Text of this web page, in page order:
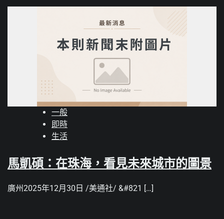
一般
即時
生活
馬凱碩：在珠海，看見未來城市的圖景
廣州2025年12月30日 /美通社/ &#821 […]